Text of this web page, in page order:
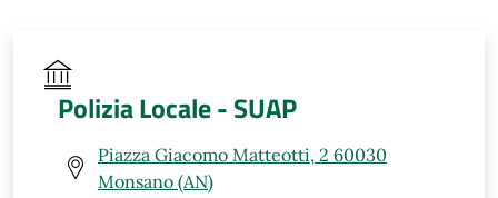
Polizia Locale - SUAP
Piazza Giacomo Matteotti, 2 60030
Monsano (AN)